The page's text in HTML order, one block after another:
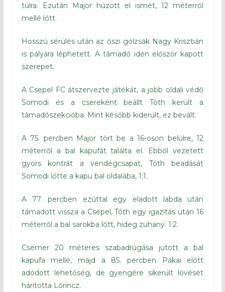
túlra. Ezután Major húzott el ismét, 12 méterről
mellé lőtt.
Hosszú sérülés után az őszi gólzsák Nagy Krisztián
is pályára léphetett. A támadó idén először kapott
szerepet.
A Csepel FC átszervezte játékát, a jobb oldali védő
Somodi és a csereként beállt Tóth került a
támadószekcióba. Mint később kiderült, ez bevált.
A 75. percben Major tört be a 16-oson belülre, 12
méterről a bal kapufát találta el. Ebből vezetett
gyors kontrát a vendégcsapat, Tóth beadását
Somodi lőtte a kapu bal oldalába, 1:1.
A 77. percben ezúttal egy eladott labda után
támadott vissza a Csepel, Tóth egy igazítás után 16
méterről a bal sarokba lőtt, hideg zuhany. 1:2.
Csemer 20 méteres szabadrúgása jutott a bal
kapufa mellé, majd a 85. percben Pákai előtt
adódott lehetőség, de gyengére sikerült lövését
hárította Lőrincz.